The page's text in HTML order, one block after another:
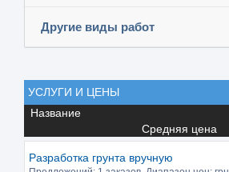
Другие виды работ
УСЛУГИ И ЦЕНЫ
Название
Средняя цена
Разработка грунта вручную